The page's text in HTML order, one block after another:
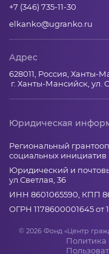
+7 (346) 735-11-30
elkanko@ugranko.ru
Адрес
628011, Россия, Ханты-
г. Ханты-Мансийск, ул.
Юридическая
Региональный
социальных
Юридический и
ул.Светлая, 36
ИНН 8601065590, КПП
ОГРН 1178600001645 от
© 2026 Фонд «Центр
Политика